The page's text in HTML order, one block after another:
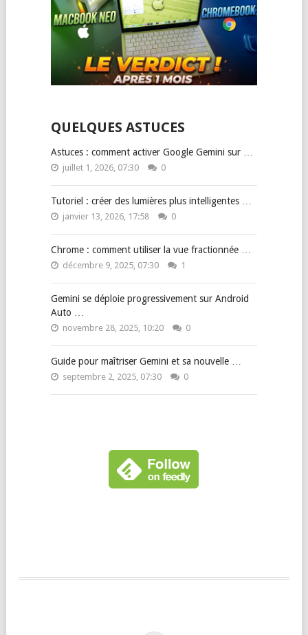
QUELQUES ASTUCES
Astuces : comment activer Google Gemini sur …
juillet 1, 2026, 07:30 0
Tutoriel : créer des lumières plus intelligentes …
janvier 13, 2026, 17:58 0
Chrome : comment utiliser la vue fractionnée …
décembre 9, 2025, 07:30 1
Gemini se déploie progressivement sur Android
Auto …
novembre 28, 2025, 10:20 0
Guide pour maîtriser Gemini et sa nouvelle …
septembre 2, 2025, 07:30 0